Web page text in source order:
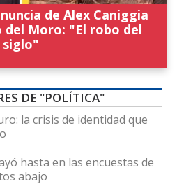
de Alex Caniggia
Moro: "El robo del
siglo"
DE "POLÍTICA"
la crisis de identidad que
hasta en las encuestas de
abajo